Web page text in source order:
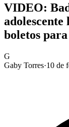
VIDEO:
boletos
G
Gaby Torres·10 de